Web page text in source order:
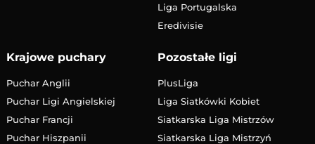
Liga Portugalska
Eredivisie
Krajowe puchary
Puchar Anglii
Puchar Ligi Angielskiej
Puchar Francji
Puchar Hiszpanii
Pozostałe ligi
PlusLiga
Liga Siatkówki Kobiet
Siatkarska Liga Mistrzów
Siatkarska Liga Mistrzyń